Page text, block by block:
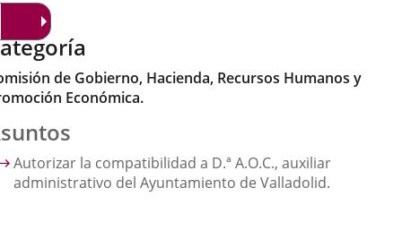
de Gobierno, Hacienda, Recursos Humanos y
Económica.
Autorizar la compatibilidad a D.ª A.O.C., auxiliar
administrativo del Ayuntamiento de Valladolid.